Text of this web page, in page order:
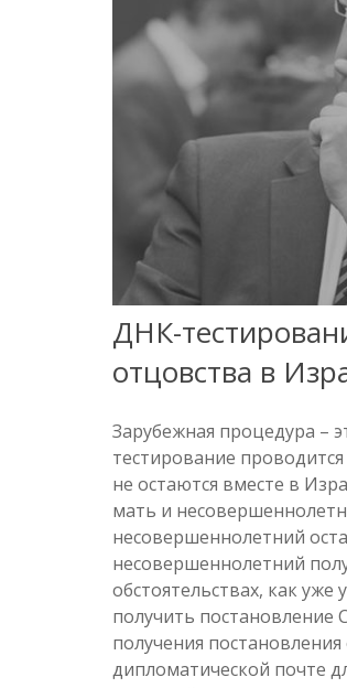
ДНК-
отцовства в
Зарубежная процедура –
тестирование
не остаются вместе в
мать и
несовершеннолетний
несовершеннолетний
обстоятельствах, как
получить постановление
получения
дипломатической почте